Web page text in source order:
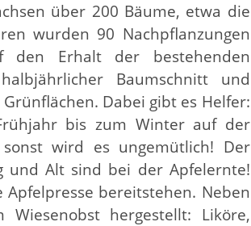
über 200 Bäume, etwa die
wurden 90 Nachpflanzungen
den Erhalt der bestehenden
Baumschnitt und
Dabei gibt es Helfer:
bis zum Winter auf der
wird es ungemütlich! Der
und Alt sind bei der Apfelernte!
bereitstehen. Neben
hergestellt: Liköre,